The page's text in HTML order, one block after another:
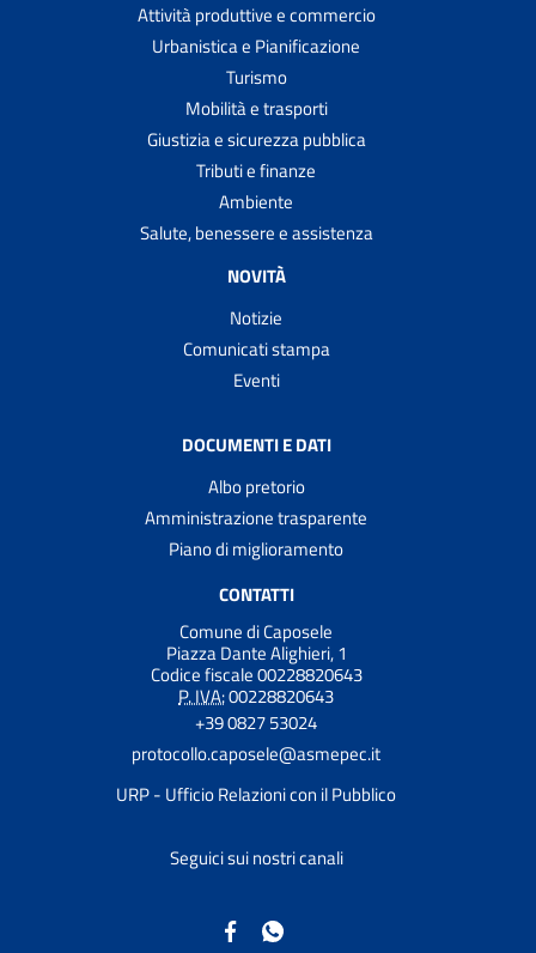
Attività produttive e commercio
Urbanistica e Pianificazione
Turismo
Mobilità e trasporti
Giustizia e sicurezza pubblica
Tributi e finanze
Ambiente
Salute, benessere e assistenza
NOVITÀ
Notizie
Comunicati stampa
Eventi
DOCUMENTI E DATI
Albo pretorio
Amministrazione trasparente
Piano di miglioramento
CONTATTI
Comune di Caposele
Piazza Dante Alighieri, 1
Codice fiscale 00228820643
P. IVA:00228820643
+39 0827 53024
protocollo.caposele@asmepec.it
URP - Ufficio Relazioni con il Pubblico
Seguici sui nostri canali